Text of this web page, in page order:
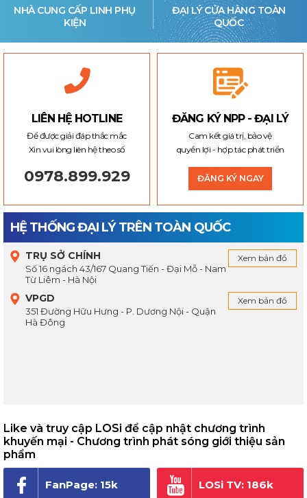
NHÀ CUNG CẤP LINH PHỤ
KIỆN
ĐẠI LÝ CỬA HÀNG TOÀN
QUỐC
LIÊN HỆ HOTLINE
Để được giải đáp thắc mắc
Xin vui lòng liên hệ theo số
0978.899.929
ĐĂNG KÝ NPP - ĐẠI LÝ
Cam kết giá trị, bảo vệ
quyền lợi - hợp tác phát triển
ĐĂNG KÝ NGAY
HỆ THỐNG ĐẠI LÝ TRÊN TOÀN QUỐC
Xem bản đồ
TRỤ SỞ CHÍNH
Số 16 ngách 43/167 Quang Tiến - Đại Mỗ - Nam
Từ Liêm - Hà Nội
Xem bản đồ
VPGD
351 Đường Hữu Hưng - P. Dương Nội - Quận
Hà Đông
Like và truy cập LOSi để cập nhật chương trình
khuyến mại - Chương trình phát sóng giới thiệu sản
phẩm
FanPage: 15k LOSi TV: 186k